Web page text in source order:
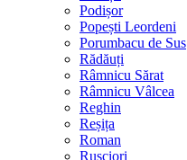
Podișor
Popești Leordeni
Porumbacu de Sus
Rădăuți
Râmnicu Sărat
Râmnicu Vâlcea
Reghin
Reșița
Roman
Rusciori